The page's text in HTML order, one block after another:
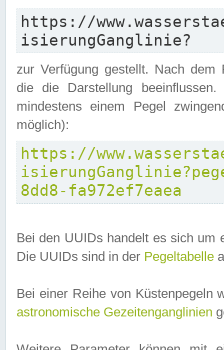
https://
isierungGanglinie?
zur Verfügung gestellt. Nach dem
die die Darstellung
mindestens einem Pegel
möglich):
https://
8dd8-fa972ef7eaea
Bei den UUIDs handelt es sich um
Die UUIDs sind in der Pegeltabelle
Bei einer Reihe von Küstenpegeln
astronomische Gezeitenganglinien